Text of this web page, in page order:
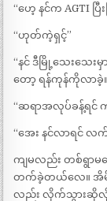
“ဟေ့ နင်က AGTI ပြီ
“ဟုတ်ကဲ့ရှင့်”
“နင် ဒီမြို့သေးသေး
တော့ ရန်ကုန်ကိုလာခဲ့
“ဆရာအလုပ်ခန့်ရင် က
“အေး နင်လာရင် လ
ကျမလည်း တစ်ရွာမပ
တက်ခဲ့တယ်လေ။ အိမ်
လည်း လိုက်သွားဆိုလို့